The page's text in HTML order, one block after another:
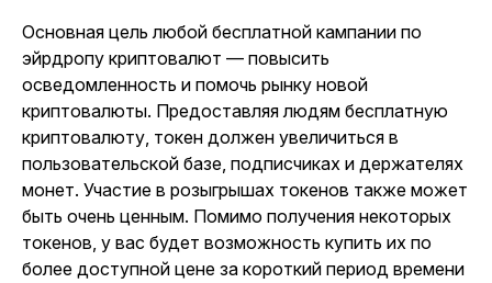
Основная цель любой бесплатной кампании по
эйрдропу криптовалют — повысить
осведомленность и помочь рынку новой
криптовалюты. Предоставляя людям бесплатную
криптовалюту, токен должен увеличиться в
пользовательской базе, подписчиках и держателях
монет. Участие в розыгрышах токенов также может
быть очень ценным. Помимо получения некоторых
токенов, у вас будет возможность купить их по
более доступной цене за короткий период времени